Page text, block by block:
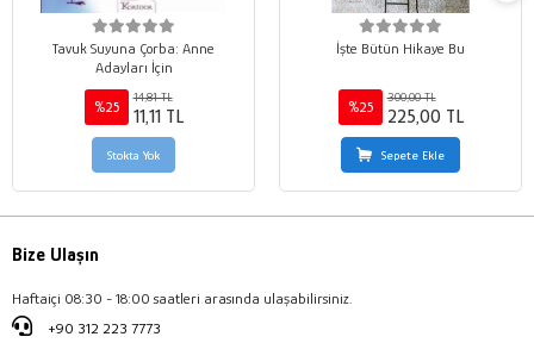
Tavuk Suyuna Çorba: Anne
Adayları İçin
%25
14,81 TL
11,11 TL
Stokta Yok
İşte Bütün Hikaye Bu
%25
300,00 TL
225,00 TL
Sepete Ekle
Bize Ulaşın
Haftaiçi 08:30 - 18:00 saatleri arasında ulaşabilirsiniz.
+90 312 223 7773